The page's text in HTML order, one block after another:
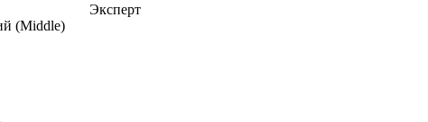
Эксперт
(Middle)